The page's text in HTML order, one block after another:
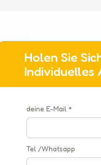
Holen Sie
Individuelles
deine E-Mail *
Tel /Whatsapp